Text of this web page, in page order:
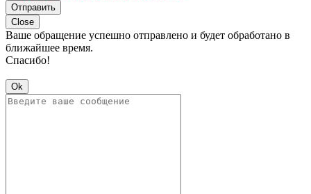
Отправить
Close
Ваше обращение успешно отправлено и будет обработано в
ближайшее время.
Спасибо!
Ok